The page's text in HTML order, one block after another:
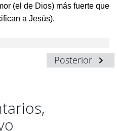
(el de Dios) más fuerte que
a Jesús).
Posterior